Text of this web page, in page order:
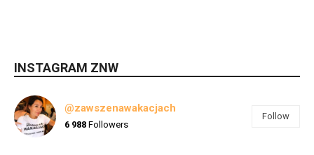
INSTAGRAM ZNW
@zawszenawakacjach
6 988 Followers
Follow